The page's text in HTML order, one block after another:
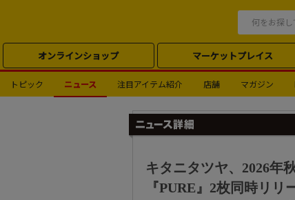
オンラインショップ マーケットプレイス
トピック ニュース 注目アイテム紹介 店舗 マガジン
キタニタツヤ、2026年
『PURE』2枚同時リリ